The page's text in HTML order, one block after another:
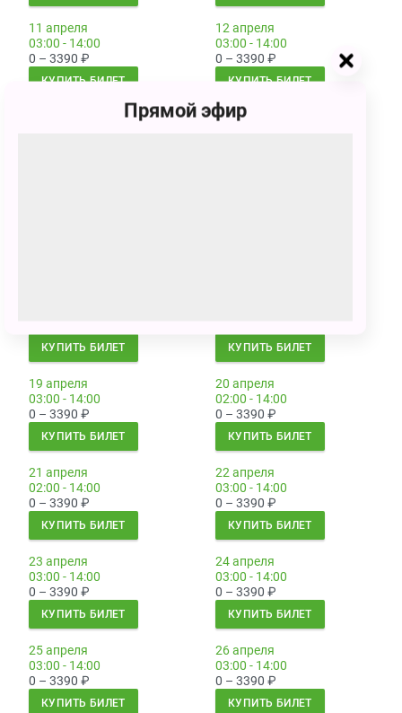
11 апреля
03:00 - 14:00
0 – 3390 ₽
КУПИТЬ БИЛЕТ
12 апреля
03:00 - 14:00
0 – 3390 ₽
КУПИТЬ БИЛЕТ
14 апреля
КУПИТЬ БИЛЕТ КУПИТЬ БИЛЕТ
19 апреля
03:00 - 14:00
0 – 3390 ₽
КУПИТЬ БИЛЕТ
20 апреля
02:00 - 14:00
0 – 3390 ₽
КУПИТЬ БИЛЕТ
21 апреля
02:00 - 14:00
0 – 3390 ₽
КУПИТЬ БИЛЕТ
22 апреля
03:00 - 14:00
0 – 3390 ₽
КУПИТЬ БИЛЕТ
23 апреля
03:00 - 14:00
0 – 3390 ₽
КУПИТЬ БИЛЕТ
24 апреля
03:00 - 14:00
0 – 3390 ₽
КУПИТЬ БИЛЕТ
25 апреля
03:00 - 14:00
0 – 3390 ₽
КУПИТЬ БИЛЕТ
26 апреля
03:00 - 14:00
0 – 3390 ₽
КУПИТЬ БИЛЕТ
Прямой эфир